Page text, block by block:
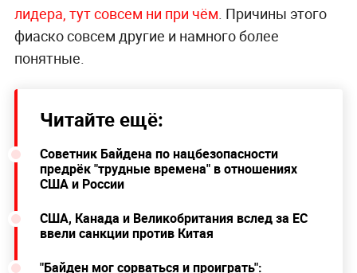
лидера, тут совсем ни при чём. Причины этого
фиаско совсем другие и намного более
понятные.
Читайте ещё:
Советник Байдена по нацбезопасности
предрёк "трудные времена" в отношениях
США и России
США, Канада и Великобритания вслед за ЕС
ввели санкции против Китая
"Байден мог сорваться и проиграть":